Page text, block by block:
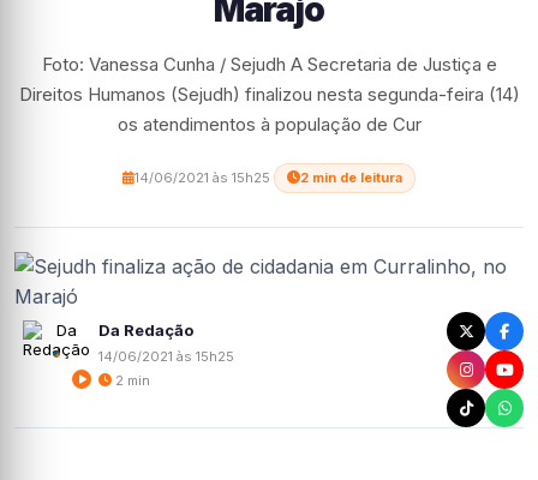
Marajó
Foto: Vanessa Cunha / Sejudh A Secretaria de Justiça e
Direitos Humanos (Sejudh) finalizou nesta segunda-feira (14)
os atendimentos à população de Cur
14/06/2021 às 15h25 2 min de leitura
Da Redação
14/06/2021 às 15h25
2 min